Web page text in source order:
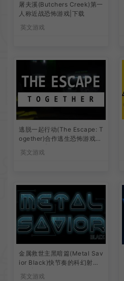
屠夫溪(Butchers Creek)第一
人称近战恐怖游戏|下载
英文游戏
逃脱一起行动(The Escape: T
ogether)合作逃生恐怖游戏B1
英文游戏
金属救世主黑暗篇(Metal Sav
ior Black)快节奏的科幻射击
游戏|下载
英文游戏